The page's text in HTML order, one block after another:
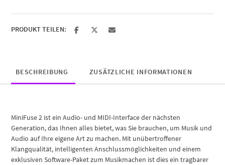
PRODUKT TEILEN:
BESCHREIBUNG ZUSÄTZLICHE INFORMATIONEN
MiniFuse 2 ist ein Audio- und MIDI-Interface der nächsten
Generation, das Ihnen alles bietet, was Sie brauchen, um Musik und
Audio auf Ihre eigene Art zu machen. Mit unübertroffener
Klangqualität, intelligenten Anschlussmöglichkeiten und einem
exklusiven Software-Paket zum Musikmachen ist dies ein tragbarer